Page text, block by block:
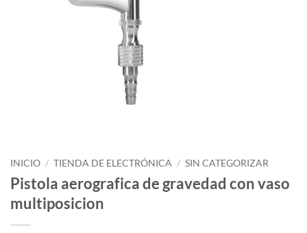
INICIO / TIENDA DE ELECTRÓNICA / SIN CATEGORIZAR
Pistola aerografica de gravedad con vaso
multiposicion